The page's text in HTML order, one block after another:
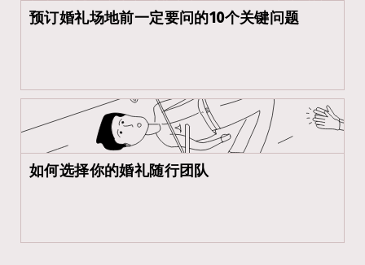
预订婚礼场地前一定要问的10个关键问题
如何选择你的婚礼随行团队